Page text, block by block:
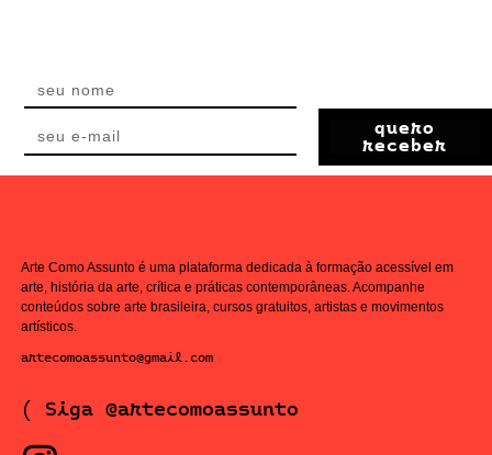
quero
receber
Arte Como Assunto é uma plataforma dedicada à formação acessível em
arte, história da arte, crítica e práticas contemporâneas. Acompanhe
conteúdos sobre arte brasileira, cursos gratuitos, artistas e movimentos
artísticos.
artecomoassunto@gmail.com
( Siga @artecomoassunto